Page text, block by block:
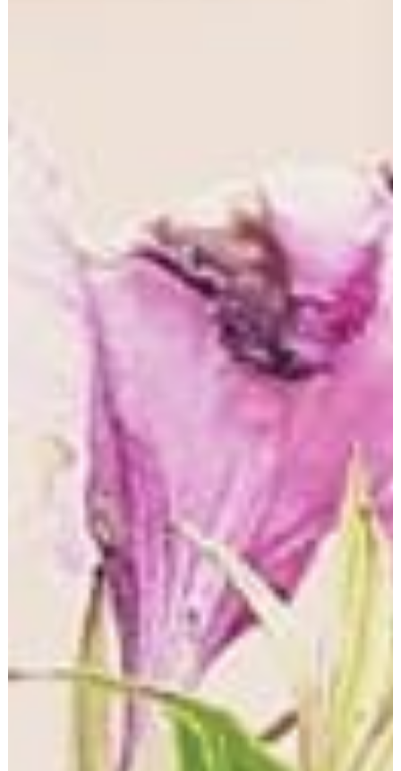
Zahlungsabwicklung beauftragte Kreditinstitut. Eine
weitergehende Übermittlung der Daten erfolgt nicht
bzw. nur dann, wenn Sie der Übermittlung ausdrücklich
zugestimmt haben. Eine Weitergabe Ihrer Daten an
Dritte ohne ausdrückliche Einwilligung, etwa zu
Zwecken der Werbung, erfolgt nicht.
Grundlage für die Datenverarbeitung ist Art. 6 Abs. 1 lit.
b DSGVO, der die Verarbeitung von Daten zur Erfüllung
eines Vertrags oder vorvertraglicher Maßnahmen
Datenübermittlung bei Vertragsschluss für
Dienstleistungen und digitale Inhalte
Wir übermitteln personenbezogene Daten an Dritte nur
dann, wenn dies im Rahmen der Vertragsabwicklung
notwendig ist, etwa an das mit der Zahlungsabwicklung
beauftragte Kreditinstitut.
Eine weitergehende Übermittlung der Daten erfolgt
nicht bzw. nur dann, wenn Sie der Übermittlung
ausdrücklich zugestimmt haben. Eine Weitergabe Ihrer
Daten an Dritte ohne ausdrückliche Einwilligung, etwa
zu Zwecken der Werbung, erfolgt nicht.
Grundlage für die Datenverarbeitung ist Art. 6 Abs. 1 lit.
b DSGVO, der die Verarbeitung von Daten zur Erfüllung
eines Vertrags oder vorvertraglicher Maßnahmen